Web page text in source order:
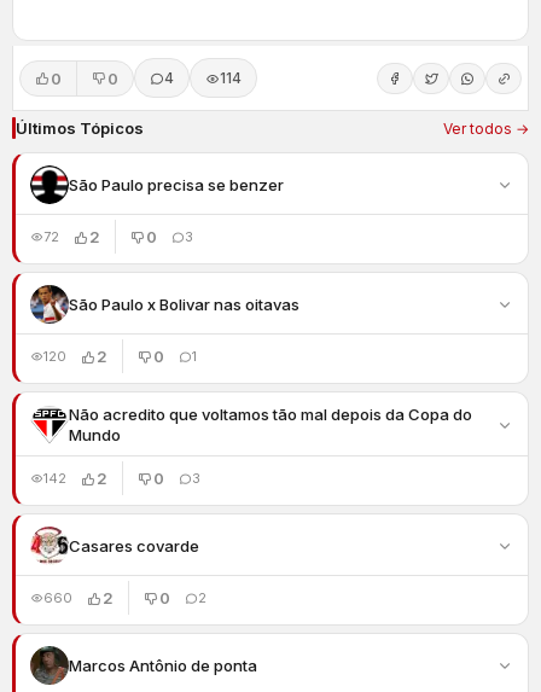
0 0 4 114
Últimos Tópicos Ver todos →
São Paulo precisa se benzer
72 2 0 3
São Paulo x Bolivar nas oitavas
120 2 0 1
Não acredito que voltamos tão mal depois da Copa do
Mundo
142 2 0 3
Casares covarde
660 2 0 2
Marcos Antônio de ponta